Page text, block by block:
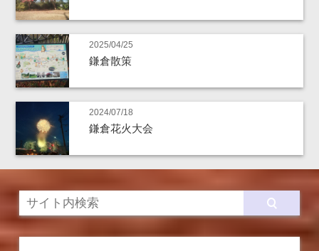
2025/04/25
鎌倉散策
2024/07/18
鎌倉花火大会